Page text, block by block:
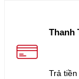
Thanh
Trả